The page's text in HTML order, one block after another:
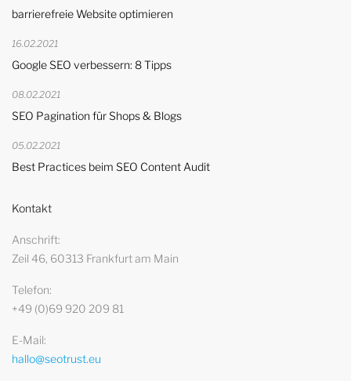
barrierefreie Website optimieren
16.02.2021
Google SEO verbessern: 8 Tipps
08.02.2021
SEO Pagination für Shops & Blogs
05.02.2021
Best Practices beim SEO Content Audit
Kontakt
Anschrift
Zeil 46, 60313 Frankfurt am Main
Telefon
+49 (0)69 920 209 81
E-Mail
hallo@seotrust.eu